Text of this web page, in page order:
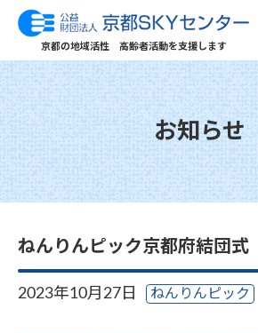
京都の地域活性 高齢者活動を支援します
お知らせ
ねんりんピック京都府結団式
2023年10月27日 ねんりんピック